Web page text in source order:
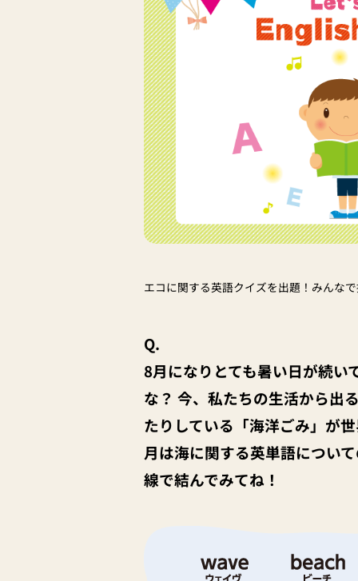
エコに関する英語クイズを出題！みんな
Q.
8月になりとても暑い日が続い
な？ 今、私たちの生活から出
たりしている「海洋ごみ」が
月は海に関する英単語につい
線で結んでみてね！